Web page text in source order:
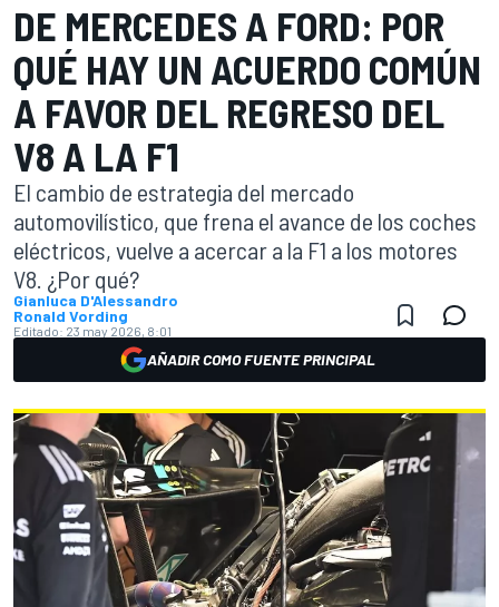
DE MERCEDES A FORD: POR
QUÉ HAY UN ACUERDO COMÚN
A FAVOR DEL REGRESO DEL
V8 A LA F1
El cambio de estrategia del mercado
automovilístico, que frena el avance de los coches
eléctricos, vuelve a acercar a la F1 a los motores
V8. ¿Por qué?
Gianluca D'Alessandro
Ronald Vording
Editado: 23 may 2026, 8:01
AÑADIR COMO FUENTE PRINCIPAL